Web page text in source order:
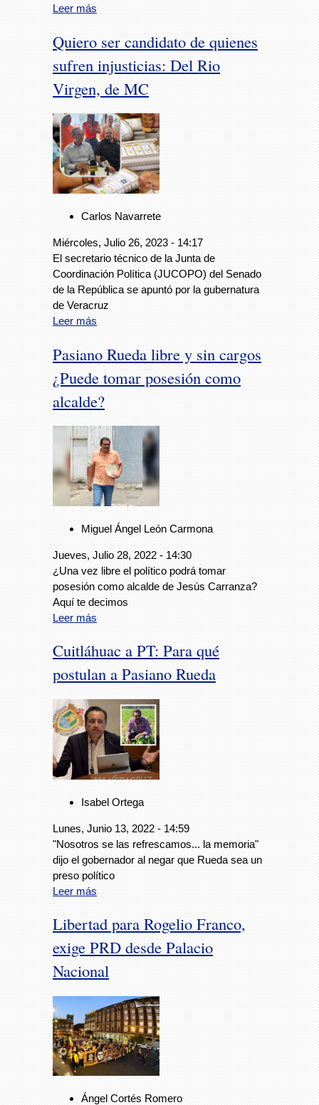
Leer más
Quiero ser candidato de quienes
sufren injusticias: Del Rio
Virgen, de MC
Carlos Navarrete
Miércoles, Julio 26, 2023 - 14:17
El secretario técnico de la Junta de
Coordinación Política (JUCOPO) del Senado
de la República se apuntó por la gubernatura
de Veracruz
Leer más
Pasiano Rueda libre y sin cargos
¿Puede tomar posesión como
alcalde?
Miguel Ángel León Carmona
Jueves, Julio 28, 2022 - 14:30
¿Una vez libre el político podrá tomar
posesión como alcalde de Jesús Carranza?
Aquí te decimos
Leer más
Cuitláhuac a PT: Para qué
postulan a Pasiano Rueda
Isabel Ortega
Lunes, Junio 13, 2022 - 14:59
"Nosotros se las refrescamos... la memoria"
dijo el gobernador al negar que Rueda sea un
preso político
Leer más
Libertad para Rogelio Franco,
exige PRD desde Palacio
Nacional
Ángel Cortés Romero